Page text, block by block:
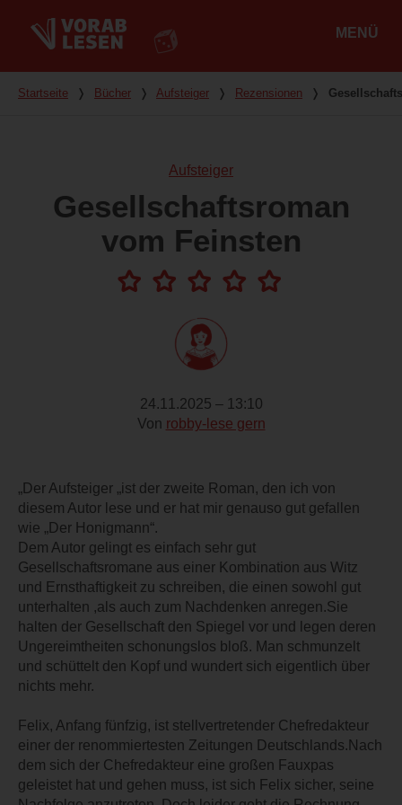
MENÜ
Du bist hier
Startseite ❭ Bücher ❭ Aufsteiger ❭ Rezensionen ❭
Aufsteiger
Gesellschaftsroman
vom Feinsten
24.11.2025 – 13:10
Von robby-lese gern
„Der Aufsteiger „ist der zweite Roman, den ich von
diesem Autor lese und er hat mir genauso gut gefallen
wie „Der Honigmann“.
Dem Autor gelingt es einfach sehr gut
Gesellschaftsromane aus einer Kombination aus Witz
und Ernsthaftigkeit zu schreiben, die einen sowohl gut
unterhalten ,als auch zum Nachdenken anregen.Sie
halten der Gesellschaft den Spiegel vor und legen deren
Ungereimtheiten schonungslos bloß. Man schmunzelt
und schüttelt den Kopf und wundert sich eigentlich über
nichts mehr.
Felix, Anfang fünfzig, ist stellvertretender Chefredakteur
einer der renommiertesten Zeitungen Deutschlands.Nach
dem sich der Chefredakteur eine großen Fauxpas
geleistet hat und gehen muss, ist sich Felix sicher, seine